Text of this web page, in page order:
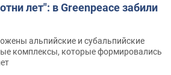
лет": в Greenpeace забили
альпийские и субальпийские
комплексы, которые формировались